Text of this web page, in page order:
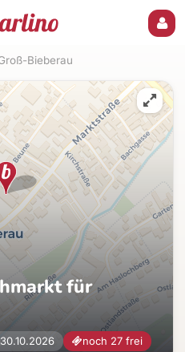
Bieberau
für
30.10.2026 noch 27 frei